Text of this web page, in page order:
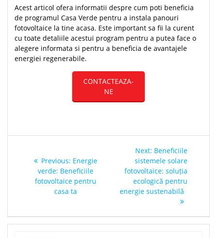
Acest articol ofera informatii despre cum poti beneficia
de programul Casa Verde pentru a instala panouri
fotovoltaice la tine acasa. Este important sa fii la curent
cu toate detaliile acestui program pentru a putea face o
alegere informata si pentru a beneficia de avantajele
energiei regenerabile.
CONTACTEAZA-
NE
navigation
Previous: Previous
post:
Energie
verde: Beneficiile
fotovoltaice pentru
casa ta
Next: Next
post:
Beneficiile
sistemele solare
fotovoltaice: soluția
ecologică pentru
energie sustenabilă